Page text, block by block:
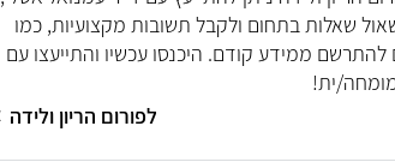
שאלות בתחום ולקבל תשובות מקצועיות, כמו
להתרשם ממידע קודם. היכנסו עכשיו והתייעצו עם
ית!
לפורום הריון ולידה